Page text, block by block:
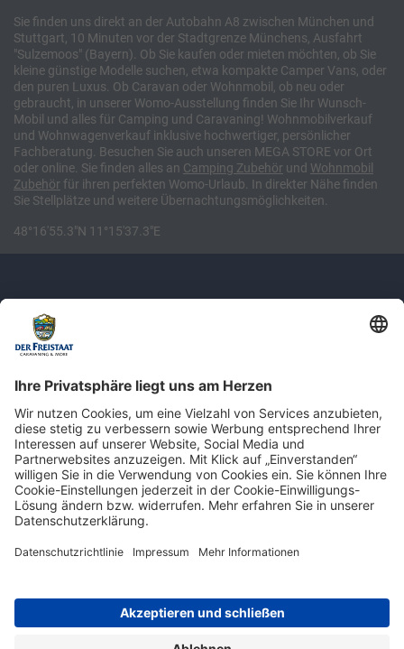
Sie finden uns direkt an der Autobahn A8 zwischen München und
Stuttgart, 10 Minuten vor der Stadtgrenze Münchens, Ausfahrt
"Sulzemoos" (Bayern). Ob Sie kaufen oder mieten möchten, ob Sie
kleine günstige Modelle suchen, etwa kompakte Camper Vans, oder
den puren Luxus. Ob Caravan oder Wohnmobil, ob neu oder
gebraucht, in unserer Womo-Ausstellung finden Sie Ihr Wunsch-
Mobil und alles für Camping und Caravaning! Wohnmobilverkauf
und Wohnwagenverkauf inklusive hochwertiger, persönlicher
Fachberatung. Besuchen Sie auch unseren MEGA STORE vor Ort
oder online. Sie finden alles an Camping Zubehör und Wohnmobil
Zubehör für ihren perfekten Womo-Urlaub. In direkter Nähe finden
Sie Stellplätze und weitere Übernachtungsmöglichkeiten.
48°16'55.3"N 11°15'37.3"E
Newsletter: Jetzt auf
shop.derfreistaat.de anmelden und
einen 5€ Gutschein für unseren Online-
Shop erhalten!*
Impressum Datenschutz Barrierefreiheit